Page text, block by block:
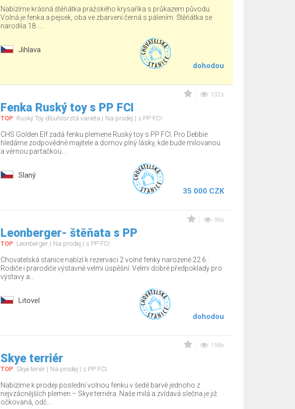
Nabízíme krásná štěňátka pražského krysaříka s průkazem původu.
Volná je fenka a pejsek, oba ve zbarvení černá s pálením. Štěňátka se
narodila 18. ...
Jihlava
dohodou
132x
Fenka Ruský toy s PP FCI
TOP Ruský Toy dlouhosrstá varieta Na prodej s PP FCI
CHS Golden Elf zadá fenku plemene Ruský toy s PP FCI. Pro Debbie
hledáme zodpovědné majitele a domov plný lásky, kde bude milovanou
a věrnou parťačkou...
Slaný
35 000 CZK
96x
Leonberger- štěňata s PP
TOP Leonberger Na prodej s PP FCI
Chovatelská stanice nabízí k rezervaci 2 volné fenky narozené 22.6..
Rodiče i prarodiče výstavně velmi úspěšní. Velmi dobré předpoklady pro
výstavy a...
Litovel
dohodou
158x
Skye terriér
TOP Skye teriér Na prodej s PP FCI
Nabízíme k prodeji poslední volnou fenku v šedé barvě jednoho z
nejvzácnějších plemen – Skye terriéra. Naše milá a zvídavá slečna je již
očkovaná, odč...